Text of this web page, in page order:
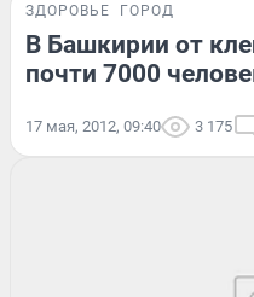
ЗДОРОВЬЕ ГОРОД
В Башкирии от
почти 7000
17 мая, 2012, 09:40 3 175